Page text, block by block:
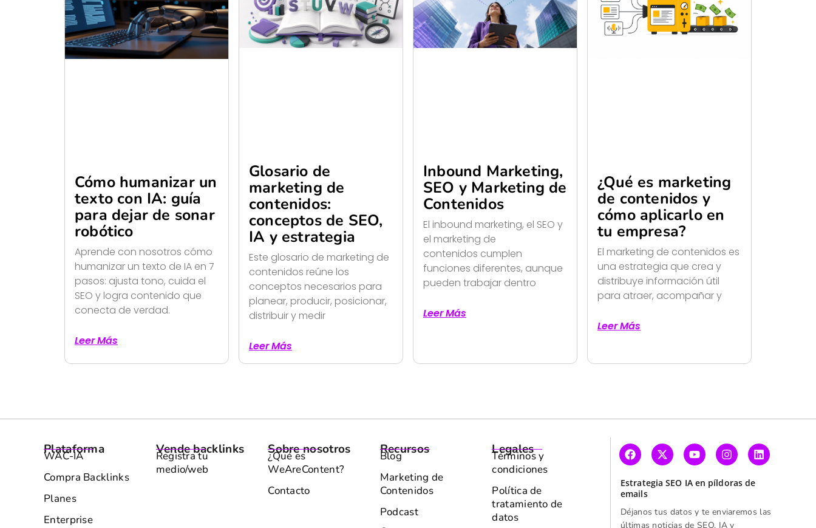
Cómo humanizar un
texto con IA: guía
para dejar de sonar
robótico
Aprende con nosotros cómo
humanizar un texto de IA en 7
pasos: ajusta tono, cuida el
SEO y logra contenido que
conecta de verdad.
Leer Más
Glosario de
marketing de
contenidos:
conceptos de SEO,
IA y estrategia
Este glosario de marketing de
contenidos reúne los
conceptos necesarios para
planear, producir, posicionar,
distribuir y medir
Leer Más
Inbound Marketing,
SEO y Marketing de
Contenidos
El inbound marketing, el SEO y
el marketing de
contenidos cumplen
funciones diferentes, aunque
pueden trabajar dentro
Leer Más
¿Qué es marketing
de contenidos y
cómo aplicarlo en
tu empresa?
El marketing de contenidos es
una estrategia que crea y
distribuye información útil
para atraer, acompañar y
Leer Más
Plataforma
WAC-IA
Compra Backlinks
Planes
Enterprise
Vende backlinks
Registra tu
medio/web
Sobre nosotros
¿Qué es
WeAreContent?
Contacto
Recursos
Blog
Marketing de
Contenidos
Podcast
Legales
Términos y
condiciones
Política de
tratamiento de
datos
Estrategia SEO IA en píldoras de
emails
Déjanos tus datos y te enviaremos las
últimas noticias de SEO, IA y